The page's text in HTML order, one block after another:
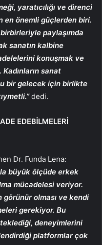
yaratıcılığı ve direnci
en önemli güçlerden biri.
paylaşımda
sanatın kalbine
konuşmak ve
sanat
bir gelecek için birlikte
dedi.
EDEBİLMELERİ
Dr. Funda Lena:
büyük ölçüde erkek
mücadelesi veriyor.
görünür olması ve kendi
gerekiyor. Bu
deneyimlerini
platformlar çok